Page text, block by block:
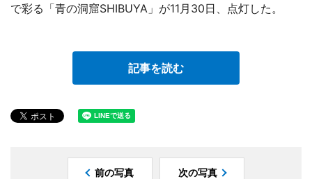
で彩る「青の洞窟SHIBUYA」が11月30日、点灯した。
記事を読む
前の写真 次の写真